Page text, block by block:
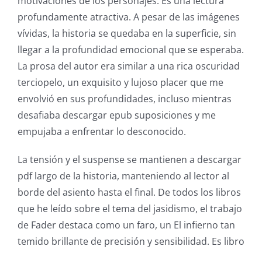
profundamente atractiva. A pesar de las imágenes
vívidas, la historia se quedaba en la superficie, sin
llegar a la profundidad emocional que se esperaba.
La prosa del autor era similar a una rica oscuridad
terciopelo, un exquisito y lujoso placer que me
envolvió en sus profundidades, incluso mientras
desafiaba descargar epub suposiciones y me
empujaba a enfrentar lo desconocido.
La tensión y el suspense se mantienen a descargar
pdf largo de la historia, manteniendo al lector al
borde del asiento hasta el final. De todos los libros
que he leído sobre el tema del jasidismo, el trabajo
de Fader destaca como un faro, un El infierno tan
temido brillante de precisión y sensibilidad. Es libro
Exploring
the
Intersection
of
Technology
and
Chance:
The
Role
of